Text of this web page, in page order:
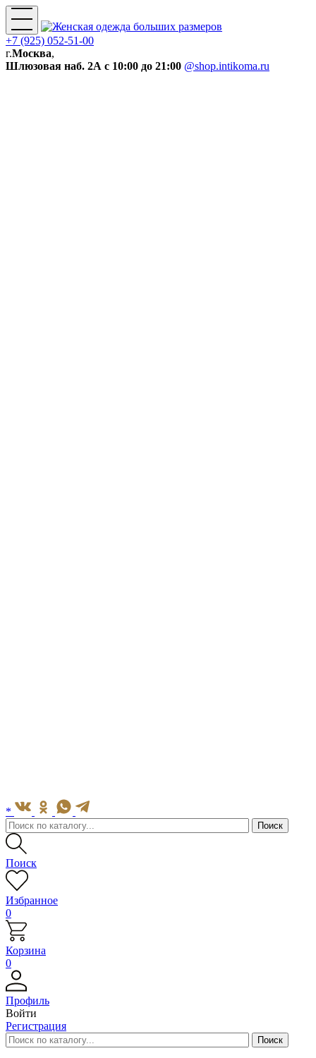
+7 (925) 052-51-00
г.Москва,
Шлюзовая наб. 2А с 10:00 до 21:00 @shop.intikoma.ru
*
Поиск
Избранное
0
Корзина
0
Профиль
Войти
Регистрация